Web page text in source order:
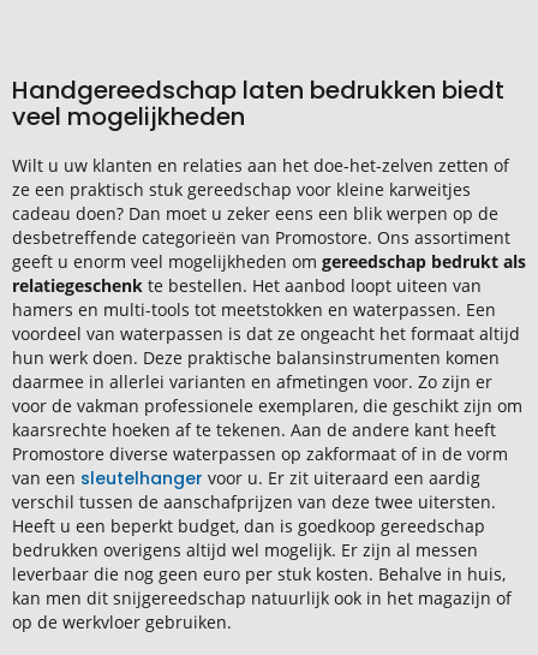
Handgereedschap laten bedrukken biedt
veel mogelijkheden
Wilt u uw klanten en relaties aan het doe-het-zelven zetten of
ze een praktisch stuk gereedschap voor kleine karweitjes
cadeau doen? Dan moet u zeker eens een blik werpen op de
desbetreffende categorieën van Promostore. Ons assortiment
geeft u enorm veel mogelijkheden om gereedschap bedrukt als
relatiegeschenk te bestellen. Het aanbod loopt uiteen van
hamers en multi-tools tot meetstokken en waterpassen. Een
voordeel van waterpassen is dat ze ongeacht het formaat altijd
hun werk doen. Deze praktische balansinstrumenten komen
daarmee in allerlei varianten en afmetingen voor. Zo zijn er
voor de vakman professionele exemplaren, die geschikt zijn om
kaarsrechte hoeken af te tekenen. Aan de andere kant heeft
Promostore diverse waterpassen op zakformaat of in de vorm
van een sleutelhanger voor u. Er zit uiteraard een aardig
verschil tussen de aanschafprijzen van deze twee uitersten.
Heeft u een beperkt budget, dan is goedkoop gereedschap
bedrukken overigens altijd wel mogelijk. Er zijn al messen
leverbaar die nog geen euro per stuk kosten. Behalve in huis,
kan men dit snijgereedschap natuurlijk ook in het magazijn of
op de werkvloer gebruiken.